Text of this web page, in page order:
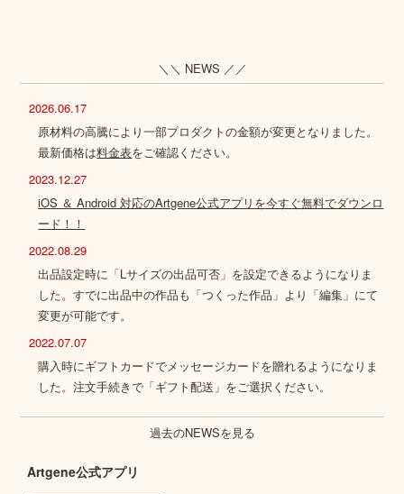
＼＼ NEWS ／／
2026.06.17
原材料の高騰により一部プロダクトの金額が変更となりました。
最新価格は料金表をご確認ください。
2023.12.27
iOS ＆ Android 対応のArtgene公式アプリを今すぐ無料でダウンロ
ード！！
2022.08.29
出品設定時に「Lサイズの出品可否」を設定できるようになりま
した。すでに出品中の作品も「つくった作品」より「編集」にて
変更が可能です。
2022.07.07
購入時にギフトカードでメッセージカードを贈れるようになりま
した。注文手続きで「ギフト配送」をご選択ください。
過去のNEWSを見る
Artgene公式アプリ